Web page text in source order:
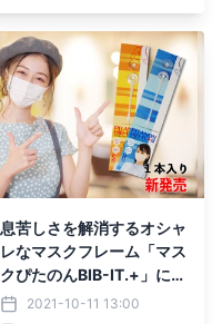
息苦しさを解消するオシャ
レなマスクフレーム「マス
クぴたのんBIB-IT.+」に1
本入り新登場
2021-10-11 13:00